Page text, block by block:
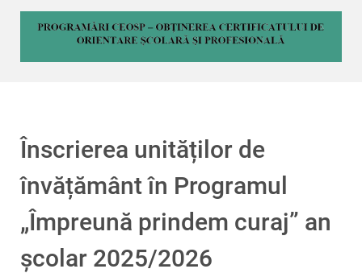
Înscrierea unităților de
învățământ în Programul
„Împreună prindem curaj” an
școlar 2025/2026